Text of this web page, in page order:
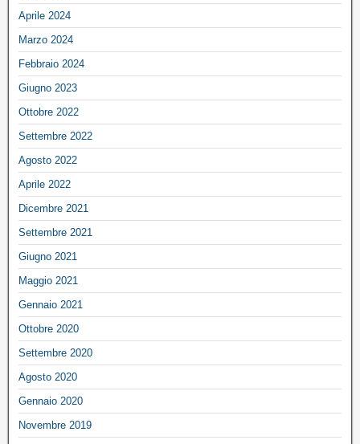
Aprile 2024
Marzo 2024
Febbraio 2024
Giugno 2023
Ottobre 2022
Settembre 2022
Agosto 2022
Aprile 2022
Dicembre 2021
Settembre 2021
Giugno 2021
Maggio 2021
Gennaio 2021
Ottobre 2020
Settembre 2020
Agosto 2020
Gennaio 2020
Novembre 2019